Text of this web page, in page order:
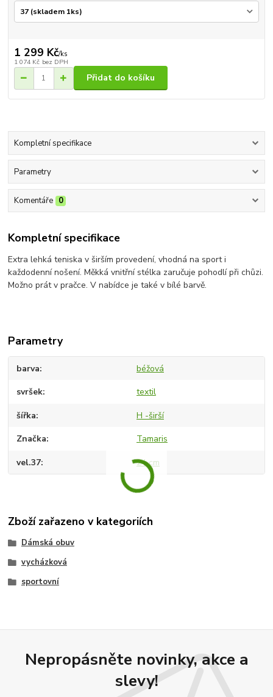
1 299 Kč/ks
1 074 Kč bez DPH
Přidat do košíku
Kompletní specifikace
Parametry
Komentáře 0
Kompletní specifikace
Extra lehká teniska v širším provedení, vhodná na sport i
každodenní nošení. Měkká vnitřní stélka zaručuje pohodlí při chůzi.
Možno prát v pračce. V nabídce je také v bílé barvě.
Parametry
barva béžová
svršek textil
šířka H -širší
Značka Tamaris
vel.37 24 cm
Zboží zařazeno v kategoriích
Dámská obuv
vycházková
sportovní
Nepropásněte novinky, akce a
slevy!